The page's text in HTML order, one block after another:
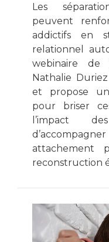
Les séparations familiales répétées
peuvent
addictifs en
relationnel
webinaire de
Nathalie
et propose
pour briser
l’impact
attachement
reconstruction